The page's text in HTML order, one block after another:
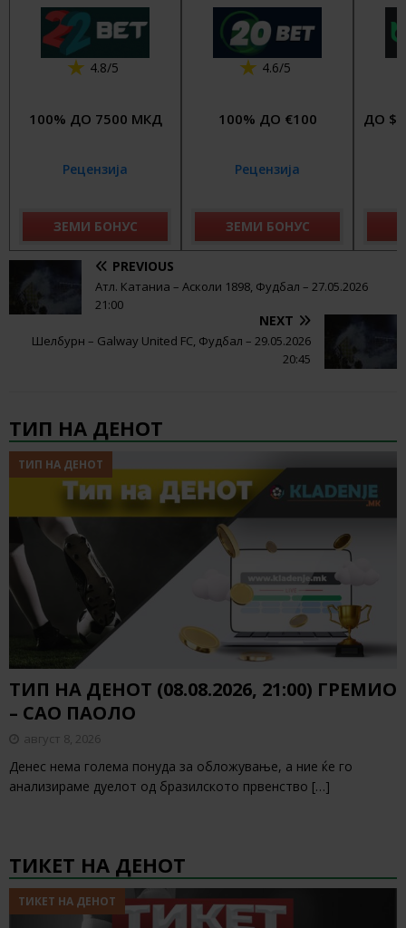
4.8/5
100% ДО 7500 МКД
Рецензија
ЗЕМИ БОНУС
4.6/5
100% ДО €100
Рецензија
ЗЕМИ БОНУС
ДО
PREVIOUS
Атл. Катаниа – Асколи 1898, Фудбал – 27.05.2026
21:00
NEXT
Шелбурн – Galway United FC, Фудбал – 29.05.2026
20:45
ТИП НА ДЕНОТ
ТИП НА ДЕНОТ
ТИП НА ДЕНОТ (08.08.2026, 21:00) ГРЕМИО
– САО ПАОЛО
август 8, 2026
Денес нема голема понуда за обложување, а ние ќе го
анализираме дуелот од бразилското првенство […]
ТИКЕТ НА ДЕНОТ
ТИКЕТ НА ДЕНОТ